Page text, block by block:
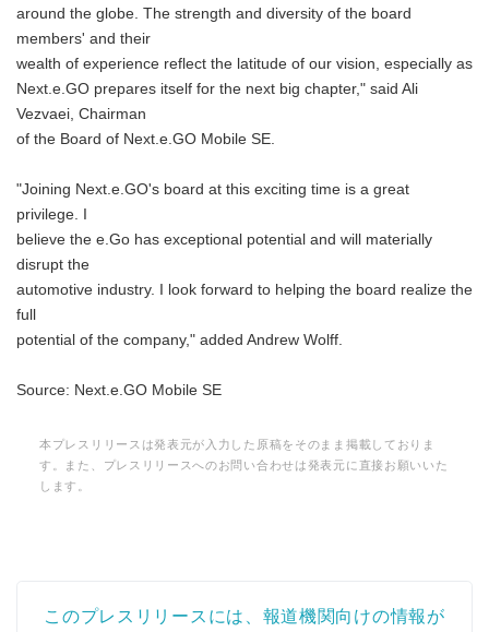
around the globe. The strength and diversity of the board
members' and their
wealth of experience reflect the latitude of our vision, especially as
Next.e.GO prepares itself for the next big chapter," said Ali
Vezvaei, Chairman
of the Board of Next.e.GO Mobile SE.
"Joining Next.e.GO's board at this exciting time is a great
privilege. I
believe the e.Go has exceptional potential and will materially
disrupt the
automotive industry. I look forward to helping the board realize the
full
potential of the company," added Andrew Wolff.
Source: Next.e.GO Mobile SE
本プレスリリースは発表元が入力した原稿をそのまま掲載しておりま
す。また、プレスリリースへのお問い合わせは発表元に直接お願いいた
します。
このプレスリリースには、報道機関向けの情報が